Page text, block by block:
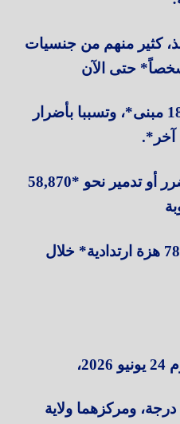
أكثر من 4,000 منقذ، كثير منهم من جنسيات
دمر الزلزالان بالكامل *189 مبنى*، وتسببا بأضرار
تقديرات ناسا تشير إلى تضرر أو تدمير نحو *58,870
سجلت محطات الرصد *782 هزة ارتدادية* خلال
الأول بقوة 7.2 والثاني 7.5 درجة، ومركزهما ولاية